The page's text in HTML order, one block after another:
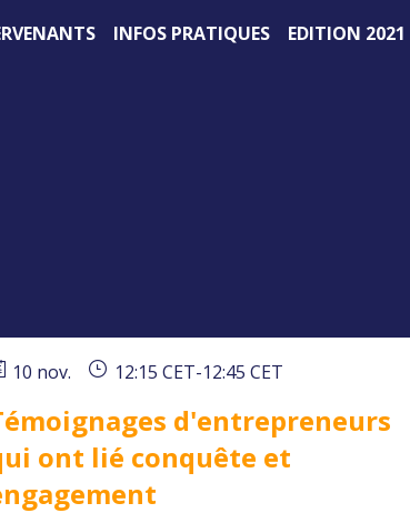
INFOS PRATIQUES EDITION 2021
10 nov. 12:15 CET-12:45 CET
d'entrepreneurs
ont lié conquête et